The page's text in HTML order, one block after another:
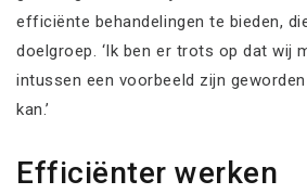
efficiënte behandelingen te bieden,
doelgroep. ‘Ik ben er trots op dat wij
intussen een voorbeeld zijn
kan.’
Efficiënter werken